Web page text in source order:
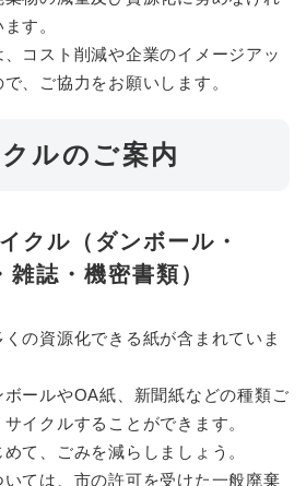
す。
コスト削減や企業のイメージアッ
、ご協力をお願いします。
ルのご案内
クル（ダンボール・
誌・機密書類）
の資源化できる紙が含まれていま
ールやOA紙、新聞紙などの種類ご
イクルすることができます。
て、ごみを減らしましょう。
ては、 市の許可を受けた一般廃棄